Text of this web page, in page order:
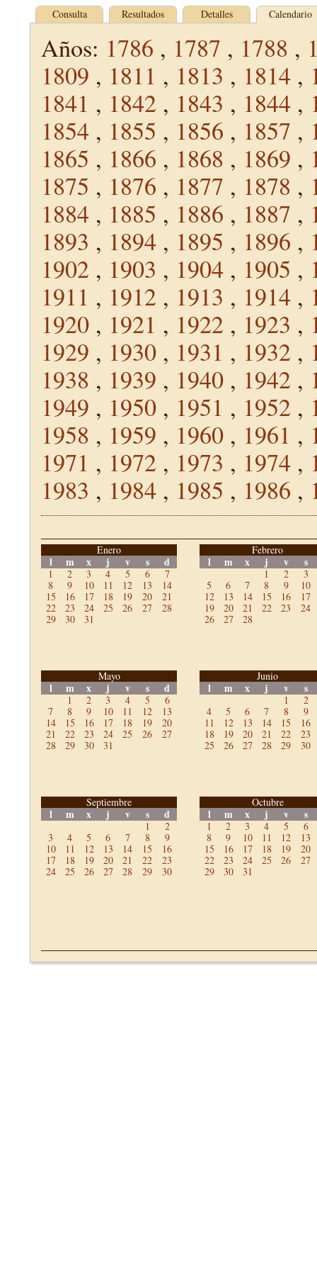
Consulta Resultados Detalles Calendario
Años: 1786 , 1787 , 1788 ,
1809 , 1811 , 1813 , 1814 ,
1841 , 1842 , 1843 , 1844 ,
1854 , 1855 , 1856 , 1857 ,
1865 , 1866 , 1868 , 1869 ,
1875 , 1876 , 1877 , 1878 ,
1884 , 1885 , 1886 , 1887 ,
1893 , 1894 , 1895 , 1896 ,
1902 , 1903 , 1904 , 1905 ,
1911 , 1912 , 1913 , 1914 ,
1920 , 1921 , 1922 , 1923 ,
1929 , 1930 , 1931 , 1932 ,
1938 , 1939 , 1940 , 1942 ,
1949 , 1950 , 1951 , 1952 ,
1958 , 1959 , 1960 , 1961 ,
1971 , 1972 , 1973 , 1974 ,
1983 , 1984 , 1985 , 1986 ,
Enero
l m x j v s d
1 2 3 4 5 6
7
8
9 10 11 12 13
14
15
16 17 18 19 20
21
22
23 24 25 26 27
28
29
30 31
Febrero
l m x j v s
1 2
3
5
6 7 8 9
10
12
13 14 15 16
17
19
20 21 22 23
24
26
27 28
Mayo
l m x j v s d
1 2 3 4 5
6
7
8 9 10 11 12
13
14
15 16 17 18 19
20
21
22 23 24 25 26
27
28
29 30 31
Junio
l m x j v s
1
2
4
5 6 7 8
9
11
12 13 14 15
16
18
19 20 21 22
23
25
26 27 28 29 30
Septiembre
l m x j v s d
1
2
3
4 5 6 7 8
9
10
11 12 13 14 15
16
17
18 19 20 21 22
23
24
25 26 27 28 29 30
Octubre
l m x j v s
1 2 3 4 5
6
8
9 10 11 12
13
15
16 17 18 19
20
22
23 24 25 26
27
29
30 31